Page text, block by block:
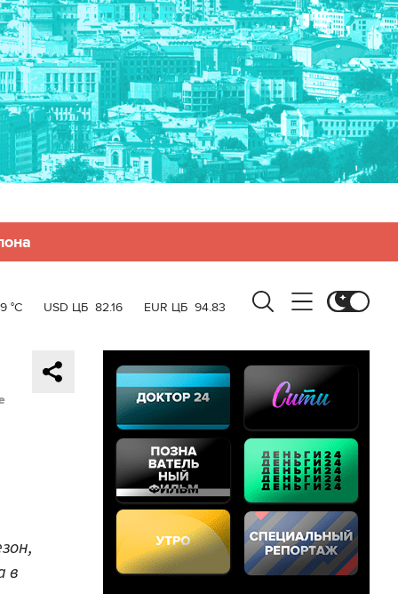
°C USD ЦБ 82.16 EUR ЦБ 94.83
в